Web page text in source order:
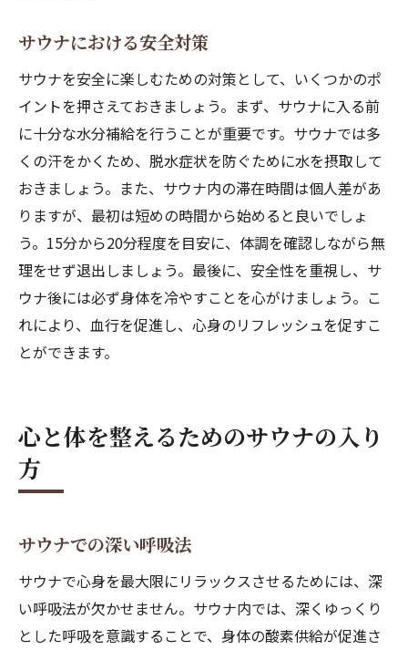
サウナにおける安全対策
サウナを安全に楽しむための対策として、いくつかのポ
イントを押さえておきましょう。まず、サウナに入る前
に十分な水分補給を行うことが重要です。サウナでは多
くの汗をかくため、脱水症状を防ぐために水を摂取して
おきましょう。また、サウナ内の滞在時間は個人差があ
りますが、最初は短めの時間から始めると良いでしょ
う。15分から20分程度を目安に、体調を確認しながら無
理をせず退出しましょう。最後に、安全性を重視し、サ
ウナ後には必ず身体を冷やすことを心がけましょう。こ
れにより、血行を促進し、心身のリフレッシュを促すこ
とができます。
心と体を整えるためのサウナの入り
方
サウナでの深い呼吸法
サウナで心身を最大限にリラックスさせるためには、深
い呼吸法が欠かせません。サウナ内では、深くゆっくり
とした呼吸を意識することで、身体の酸素供給が促進さ